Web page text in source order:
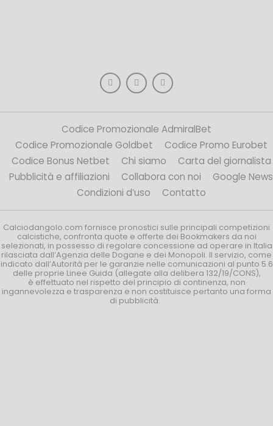
Codice Promozionale AdmiralBet
Codice Promozionale Goldbet
Codice Promo Eurobet
Codice Bonus Netbet
Chi siamo
Carta del giornalista
Pubblicità e affiliazioni
Collabora con noi
Google News
Condizioni d’uso
Contatto
Calciodangolo.com fornisce pronostici sulle principali competizioni
calcistiche, confronta quote e offerte dei Bookmakers da noi
selezionati, in possesso di regolare concessione ad operare in Italia
rilasciata dall’Agenzia delle Dogane e dei Monopoli. Il servizio, come
indicato dall’Autorità per le garanzie nelle comunicazioni al punto 5.6
delle proprie Linee Guida (allegate alla delibera 132/19/CONS),
è effettuato nel rispetto del principio di continenza, non
ingannevolezza e trasparenza e non costituisce pertanto una forma
di pubblicità.